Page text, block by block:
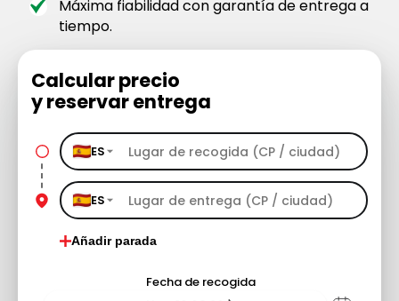
Máxima fiabilidad con garantía de entrega a
tiempo.
Calcular precio
y reservar entrega
ES
ES
Añadir parada
Fecha de recogida